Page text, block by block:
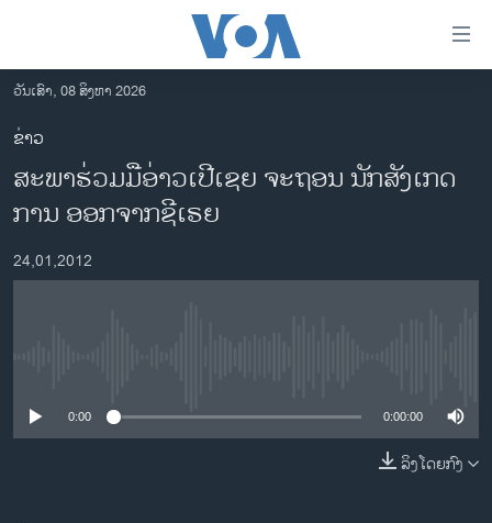
ເຂົ້າ
ຫາ
ຂ້າມ
ຂ້າມ
ຂ້າມ
ໄປ
ຫາ
ຊອກ
ອາເມຣິກາ
ການເລືອກຕັ້ງ ປະທານາທີບໍດີ ສະຫະລັດ 2024
ຂ່າວ​ຈີນ
ຊີວິດຊາວລາວ
ວັນເສົາ, 08 ສິງຫາ 2026
ຂ່າວ
ສະພາຮ່ວມມືອ່າວເປີເຊຍ ຈະຖອນ ນັກສັງເກດ
ການ ອອກຈາກຊີເຣຍ
24,01,2012
0:00 0:00:00
ລິງໂດຍກົງ